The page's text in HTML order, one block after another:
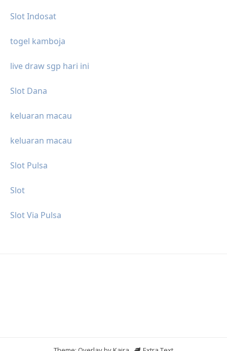
Slot Indosat
togel kamboja
live draw sgp hari ini
Slot Dana
keluaran macau
keluaran macau
Slot Pulsa
Slot
Slot Via Pulsa